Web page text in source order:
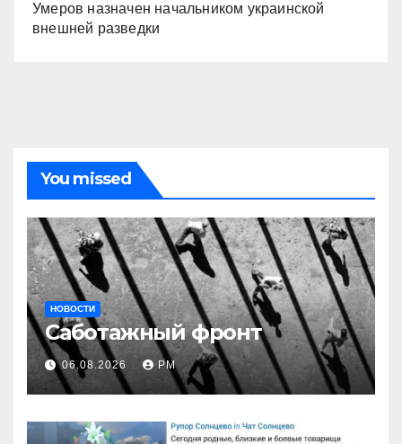
Умеров назначен начальником украинской
внешней разведки
You missed
НОВОСТИ
Саботажный фронт
06.08.2026 РМ